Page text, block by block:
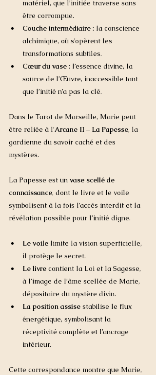
matériel, que l’initiée traverse sans
être corrompue.
Couche intermédiaire : la conscience
alchimique, où s’opèrent les
transformations subtiles.
Cœur du vase : l’essence divine, la
source de l’Œuvre, inaccessible tant
que l’initié n’a pas la clé.
Dans le Tarot de Marseille, Marie peut
être reliée à l’Arcane II – La Papesse, la
gardienne du savoir caché et des
mystères.
La Papesse est un vase scellé de
connaissance, dont le livre et le voile
symbolisent à la fois l’accès interdit et la
révélation possible pour l’initié digne.
Le voile limite la vision superficielle,
il protège le secret.
Le livre contient la Loi et la Sagesse,
à l’image de l’âme scellée de Marie,
dépositaire du mystère divin.
La position assise stabilise le flux
énergétique, symbolisant la
réceptivité complète et l’ancrage
intérieur.
Cette correspondance montre que Marie,